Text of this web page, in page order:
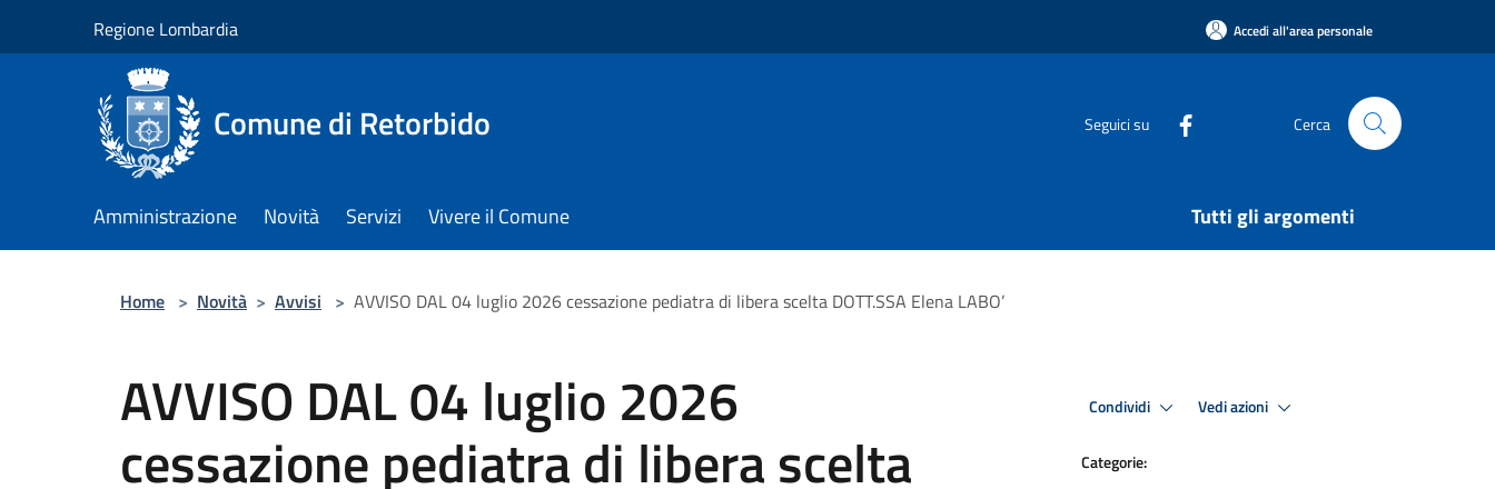
Regione Lombardia Accedi all'area personale
Comune di Retorbido Seguici su Cerca
Amministrazione Novità Servizi Vivere il Comune Tutti gli argomenti
Home > Novità > Avvisi > AVVISO DAL 04 luglio 2026 cessazione pediatra di libera scelta DOTT.SSA Elena LABO’
AVVISO DAL 04 luglio 2026
cessazione pediatra di libera scelta
Condividi Vedi azioni
Categorie: